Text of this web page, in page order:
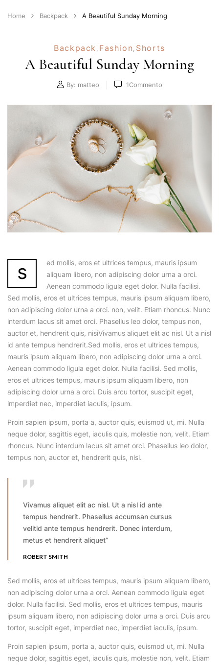
Home Backpack A Beautiful Sunday Morning
Backpack , Fashion , Shorts
A Beautiful Sunday Morning
By: matteo 1Commento
s
ed mollis, eros et ultrices tempus, mauris ipsum
aliquam libero, non adipiscing dolor urna a orci.
Aenean commodo ligula eget dolor. Nulla facilisi.
Sed mollis, eros et ultrices tempus, mauris ipsum aliquam libero,
non adipiscing dolor urna a orci. non, velit. Etiam rhoncus. Nunc
interdum lacus sit amet orci. Phasellus leo dolor, tempus non,
auctor et, hendrerit quis, nisiVivamus aliquet elit ac nisl. Ut a nisl
id ante tempus hendrerit.Sed mollis, eros et ultrices tempus,
mauris ipsum aliquam libero, non adipiscing dolor urna a orci.
Aenean commodo ligula eget dolor. Nulla facilisi. Sed mollis,
eros et ultrices tempus, mauris ipsum aliquam libero, non
adipiscing dolor urna a orci. Duis arcu tortor, suscipit eget,
imperdiet nec, imperdiet iaculis, ipsum.
Proin sapien ipsum, porta a, auctor quis, euismod ut, mi. Nulla
neque dolor, sagittis eget, iaculis quis, molestie non, velit. Etiam
rhoncus. Nunc interdum lacus sit amet orci. Phasellus leo dolor,
tempus non, auctor et, hendrerit quis, nisi.
Vivamus aliquet elit ac nisl. Ut a nisl id ante
tempus hendrerit. Phasellus accumsan cursus
velitid ante tempus hendrerit. Donec interdum,
metus et hendrerit aliquet”
ROBERT SMITH
Sed mollis, eros et ultrices tempus, mauris ipsum aliquam libero,
non adipiscing dolor urna a orci. Aenean commodo ligula eget
dolor. Nulla facilisi. Sed mollis, eros et ultrices tempus, mauris
ipsum aliquam libero, non adipiscing dolor urna a orci. Duis arcu
tortor, suscipit eget, imperdiet nec, imperdiet iaculis, ipsum.
Proin sapien ipsum, porta a, auctor quis, euismod ut, mi. Nulla
neque dolor, sagittis eget, iaculis quis, molestie non, velit. Etiam